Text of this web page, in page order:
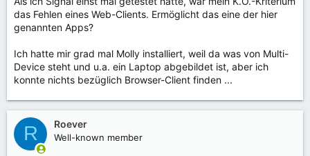
das Fehlen eines Web-Clients. Ermöglicht das eine der hier
genannten Apps?
Ich hatte mir grad mal Molly installiert, weil da was von Multi-
Device steht und u.a. ein Laptop abgebildet ist, aber ich
konnte nichts bezüglich Browser-Client finden ...
R Roever
Well-known member